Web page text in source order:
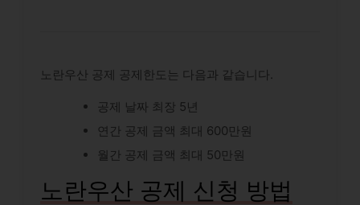
노란우산 공제 공제한도는 다음과 같습니다.
공제 날짜 최장 5년
연간 공제 금액 최대 600만원
월간 공제 금액 최대 50만원
노란우산 공제 신청 방법